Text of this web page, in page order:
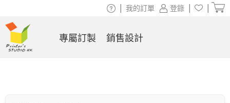
登錄
我的訂單
專屬訂製 銷售設計